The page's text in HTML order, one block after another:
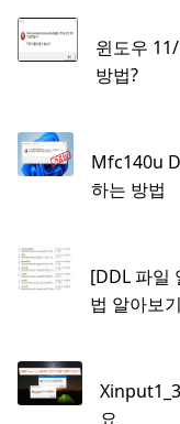
윈도우
방법?
Mfc140u
하는 방법
[DDL 파일
법 알아보기
요